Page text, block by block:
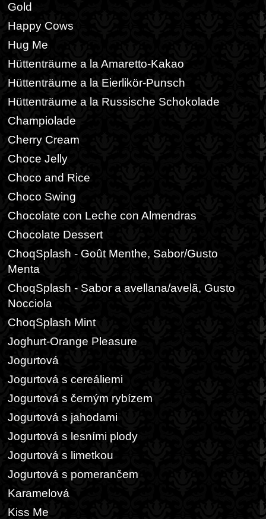
Gold
Happy Cows
Hug Me
Hüttenträume a la Amaretto-Kakao
Hüttenträume a la Eierlikör-Punsch
Hüttenträume a la Russische Schokolade
Champiolade
Cherry Cream
Choce Jelly
Choco and Rice
Choco Swing
Chocolate con Leche con Almendras
Chocolate Dessert
ChoqSplash - Goût Menthe, Sabor/Gusto
Menta
ChoqSplash - Sabor a avellana/avelã, Gusto
Nocciola
ChoqSplash Mint
Joghurt-Orange Pleasure
Jogurtová
Jogurtová s cereáliemi
Jogurtová s černým rybízem
Jogurtová s jahodami
Jogurtová s lesními plody
Jogurtová s limetkou
Jogurtová s pomerančem
Karamelová
Kiss Me